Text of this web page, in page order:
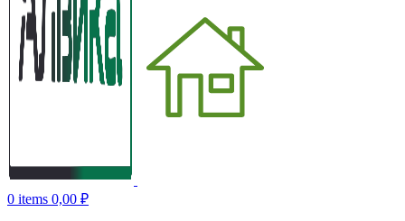
0 items 0,00 ₽